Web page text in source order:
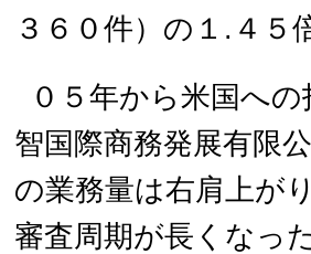
３６０件）の１.４５
０５年から米国へ
智国際商務発展有限
の業務量は右肩上が
審査周期が長くなっ